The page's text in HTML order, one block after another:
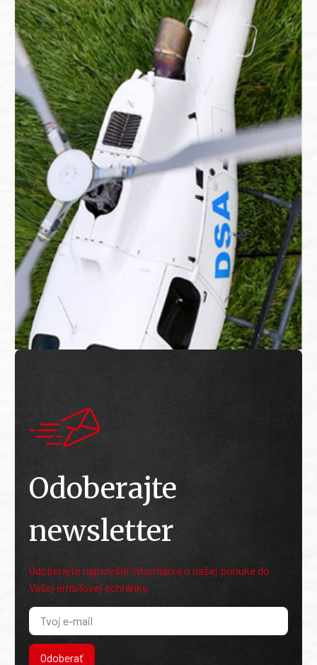
Odoberajte
newsletter
Odoberajte najnovšie informácie o našej ponuke do
Vašej emailovej schránky.
Odoberať